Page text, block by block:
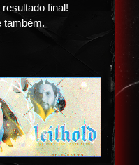
final!
também.